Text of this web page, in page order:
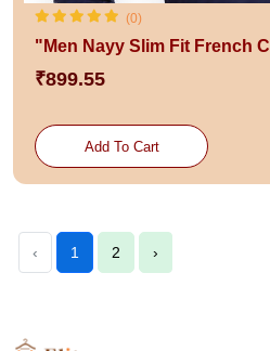
(0)
₹899.55
Add To Cart
‹ 1 2 ›